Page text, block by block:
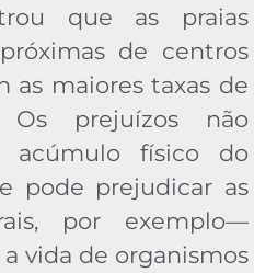
que as praias
de centros
as maiores taxas de
Os prejuízos não
acúmulo físico do
pode prejudicar as
por exemplo—
vida de organismos